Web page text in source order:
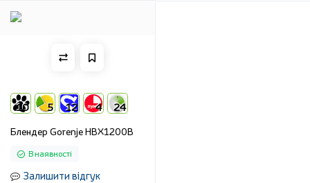
10 5 12 4 24
Блендер Gorenje HBX1200B
В наявності
Залишити відгук